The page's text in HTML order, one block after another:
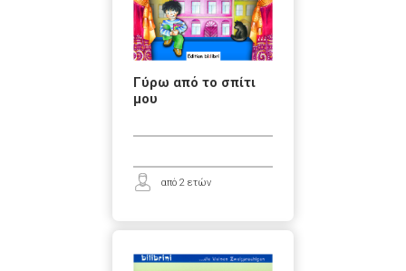
Γύρω από το σπίτι
μου
από 2 ετών